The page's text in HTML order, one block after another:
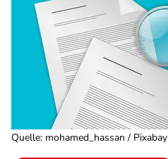
Quelle: mohamed_hassan / Pixabay